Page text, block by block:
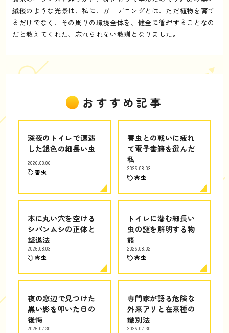
絨毯のような光景は、私に、ガーデニングとは、ただ植物を育て
るだけでなく、その周りの環境全体を、健全に管理することなの
だと教えてくれた、忘れられない教訓となりました。
おすすめ記事
深夜のトイレで遭遇
した銀色の細長い虫
2026.08.06
害虫
害虫との戦いに疲れ
て電子書籍を選んだ
私
2026.08.03
害虫
本に丸い穴を空ける
シバンムシの正体と
撃退法
2026.08.03
害虫
トイレに潜む細長い
虫の謎を解明する物
語
2026.08.02
害虫
夜の窓辺で見つけた
黒い影を叩いた日の
後悔
2026.07.30
専門家が語る危険な
外来アリと在来種の
識別法
2026.07.30